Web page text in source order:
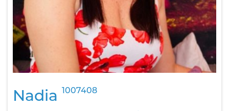
Nadia 1007408